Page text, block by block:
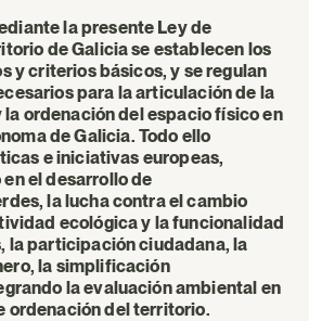
la presente Ley de
de Galicia se establecen los
y criterios básicos, y se regulan
para la articulación de la
ordenación del espacio físico en
de Galicia. Todo ello
e iniciativas europeas,
el desarrollo de
la lucha contra el cambio
ecológica y la funcionalidad
la participación ciudadana, la
la simplificación
la evaluación ambiental en
ordenación del territorio.